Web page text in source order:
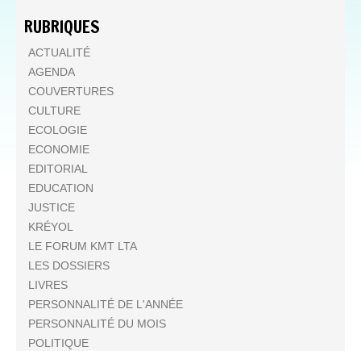
RUBRIQUES
ACTUALITÉ
AGENDA
COUVERTURES
CULTURE
ECOLOGIE
ECONOMIE
EDITORIAL
EDUCATION
JUSTICE
KRÉYOL
LE FORUM KMT LTA
LES DOSSIERS
LIVRES
PERSONNALITÉ DE L'ANNÉE
PERSONNALITÉ DU MOIS
POLITIQUE